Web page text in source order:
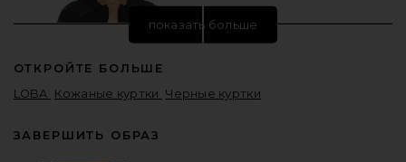
показать больше
ОТКРОЙТЕ БОЛЬШЕ
LOBA Кожаные куртки Черные куртки
ЗАВЕРШИТЬ ОБРАЗ